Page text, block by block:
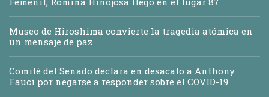
Museo de Hiroshima convierte la tragedia atómica en
un mensaje de paz
Comité del Senado declara en desacato a Anthony
Fauci por negarse a responder sobre el COVID-19